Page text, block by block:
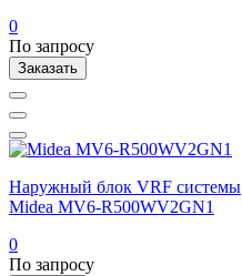
0
По запросу
Заказать
Наружный блок VRF системы
Midea MV6-R500WV2GN1
0
По запросу